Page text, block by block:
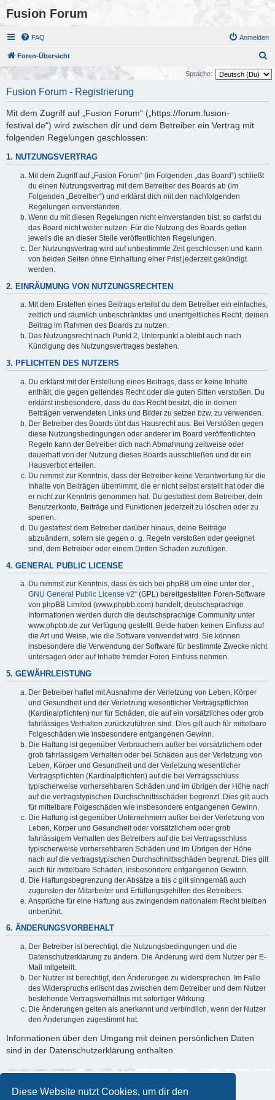
Diese Website nutzt Cookies, um dir den
Fusion Forum
FAQ Anmelden
Foren-Übersicht
u
Sprache:
Fusion Forum - Registrierung
Mit dem Zugriff auf „Fusion Forum“ („https://forum.fusion-
festival.de“) wird zwischen dir und dem Betreiber ein Vertrag mit
folgenden Regelungen geschlossen:
1. NUTZUNGSVERTRAG
Mit dem Zugriff auf „Fusion Forum“ (im Folgenden „das Board“) schließt
du einen Nutzungsvertrag mit dem Betreiber des Boards ab (im
Folgenden „Betreiber“) und erklärst dich mit den nachfolgenden
Regelungen einverstanden.
Wenn du mit diesen Regelungen nicht einverstanden bist, so darfst du
das Board nicht weiter nutzen. Für die Nutzung des Boards gelten
jeweils die an dieser Stelle veröffentlichten Regelungen.
Der Nutzungsvertrag wird auf unbestimmte Zeit geschlossen und kann
von beiden Seiten ohne Einhaltung einer Frist jederzeit gekündigt
werden.
2. EINRÄUMUNG VON NUTZUNGSRECHTEN
Mit dem Erstellen eines Beitrags erteilst du dem Betreiber ein einfaches,
zeitlich und räumlich unbeschränktes und unentgeltliches Recht, deinen
Beitrag im Rahmen des Boards zu nutzen.
Das Nutzungsrecht nach Punkt 2, Unterpunkt a bleibt auch nach
Kündigung des Nutzungsvertrages bestehen.
3. PFLICHTEN DES NUTZERS
Du erklärst mit der Erstellung eines Beitrags, dass er keine Inhalte
enthält, die gegen geltendes Recht oder die guten Sitten verstoßen. Du
erklärst insbesondere, dass du das Recht besitzt, die in deinen
Beiträgen verwendeten Links und Bilder zu setzen bzw. zu verwenden.
Der Betreiber des Boards übt das Hausrecht aus. Bei Verstößen gegen
diese Nutzungsbedingungen oder anderer im Board veröffentlichten
Regeln kann der Betreiber dich nach Abmahnung zeitweise oder
dauerhaft von der Nutzung dieses Boards ausschließen und dir ein
Hausverbot erteilen.
Du nimmst zur Kenntnis, dass der Betreiber keine Verantwortung für die
Inhalte von Beiträgen übernimmt, die er nicht selbst erstellt hat oder die
er nicht zur Kenntnis genommen hat. Du gestattest dem Betreiber, dein
Benutzerkonto, Beiträge und Funktionen jederzeit zu löschen oder zu
sperren.
Du gestattest dem Betreiber darüber hinaus, deine Beiträge
abzuändern, sofern sie gegen o. g. Regeln verstoßen oder geeignet
sind, dem Betreiber oder einem Dritten Schaden zuzufügen.
4. GENERAL PUBLIC LICENSE
Du nimmst zur Kenntnis, dass es sich bei phpBB um eine unter der „
GNU General Public License v2“ (GPL) bereitgestellten Foren-Software
von phpBB Limited (www.phpbb.com) handelt; deutschsprachige
Informationen werden durch die deutschsprachige Community unter
www.phpbb.de zur Verfügung gestellt. Beide haben keinen Einfluss auf
die Art und Weise, wie die Software verwendet wird. Sie können
insbesondere die Verwendung der Software für bestimmte Zwecke nicht
untersagen oder auf Inhalte fremder Foren Einfluss nehmen.
5. GEWÄHRLEISTUNG
Der Betreiber haftet mit Ausnahme der Verletzung von Leben, Körper
und Gesundheit und der Verletzung wesentlicher Vertragspflichten
(Kardinalpflichten) nur für Schäden, die auf ein vorsätzliches oder grob
fahrlässiges Verhalten zurückzuführen sind. Dies gilt auch für mittelbare
Folgeschäden wie insbesondere entgangenen Gewinn.
Die Haftung ist gegenüber Verbrauchern außer bei vorsätzlichem oder
grob fahrlässigem Verhalten oder bei Schäden aus der Verletzung von
Leben, Körper und Gesundheit und der Verletzung wesentlicher
Vertragspflichten (Kardinalpflichten) auf die bei Vertragsschluss
typischerweise vorhersehbaren Schäden und im übrigen der Höhe nach
auf die vertragstypischen Durchschnittsschäden begrenzt. Dies gilt auch
für mittelbare Folgeschäden wie insbesondere entgangenen Gewinn.
Die Haftung ist gegenüber Unternehmern außer bei der Verletzung von
Leben, Körper und Gesundheit oder vorsätzlichem oder grob
fahrlässigem Verhalten des Betreibers auf die bei Vertragsschluss
typischerweise vorhersehbaren Schäden und im Übrigen der Höhe
nach auf die vertragstypischen Durchschnittsschäden begrenzt. Dies gilt
auch für mittelbare Schäden, insbesondere entgangenen Gewinn.
Die Haftungsbegrenzung der Absätze a bis c gilt sinngemäß auch
zugunsten der Mitarbeiter und Erfüllungsgehilfen des Betreibers.
Ansprüche für eine Haftung aus zwingendem nationalem Recht bleiben
unberührt.
6. ÄNDERUNGSVORBEHALT
Der Betreiber ist berechtigt, die Nutzungsbedingungen und die
Datenschutzerklärung zu ändern. Die Änderung wird dem Nutzer per E-
Mail mitgeteilt.
Der Nutzer ist berechtigt, den Änderungen zu widersprechen. Im Falle
des Widerspruchs erlischt das zwischen dem Betreiber und dem Nutzer
bestehende Vertragsverhältnis mit sofortiger Wirkung.
Die Änderungen gelten als anerkannt und verbindlich, wenn der Nutzer
den Änderungen zugestimmt hat.
Informationen über den Umgang mit deinen persönlichen Daten
sind in der Datenschutzerklärung enthalten.